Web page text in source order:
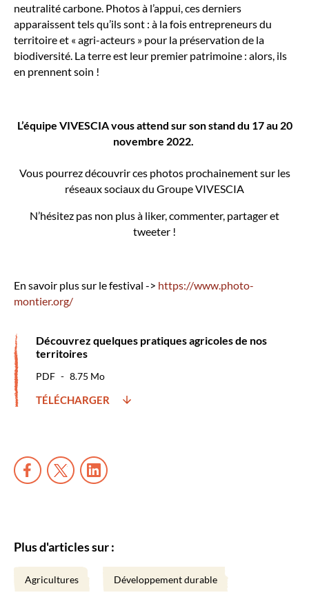
neutralité carbone. Photos à l’appui, ces derniers
apparaissent tels qu’ils sont : à la fois entrepreneurs du
territoire et « agri-acteurs » pour la préservation de la
biodiversité. La terre est leur premier patrimoine : alors, ils
en prennent soin !
L’équipe VIVESCIA vous attend sur son stand du 17 au 20
novembre 2022.
Vous pourrez découvrir ces photos prochainement sur les
réseaux sociaux du Groupe VIVESCIA
N’hésitez pas non plus à liker, commenter, partager et
tweeter !
En savoir plus sur le festival -> https://www.photo-
montier.org/
Découvrez quelques pratiques agricoles de nos
territoires
PDF 8.75 Mo
TÉLÉCHARGER
Plus d'articles sur :
Agricultures Développement durable